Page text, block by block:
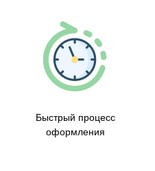
Быстрый процесс
оформления